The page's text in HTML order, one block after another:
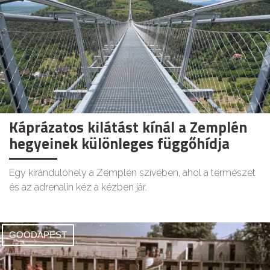
Káprázatos kilátást kínál a Zemplén
hegyeinek különleges függőhídja
Egy kirándulóhely a Zemplén szívében, ahol a természet
és az adrenalin kéz a kézben jár.
GOODAPEST